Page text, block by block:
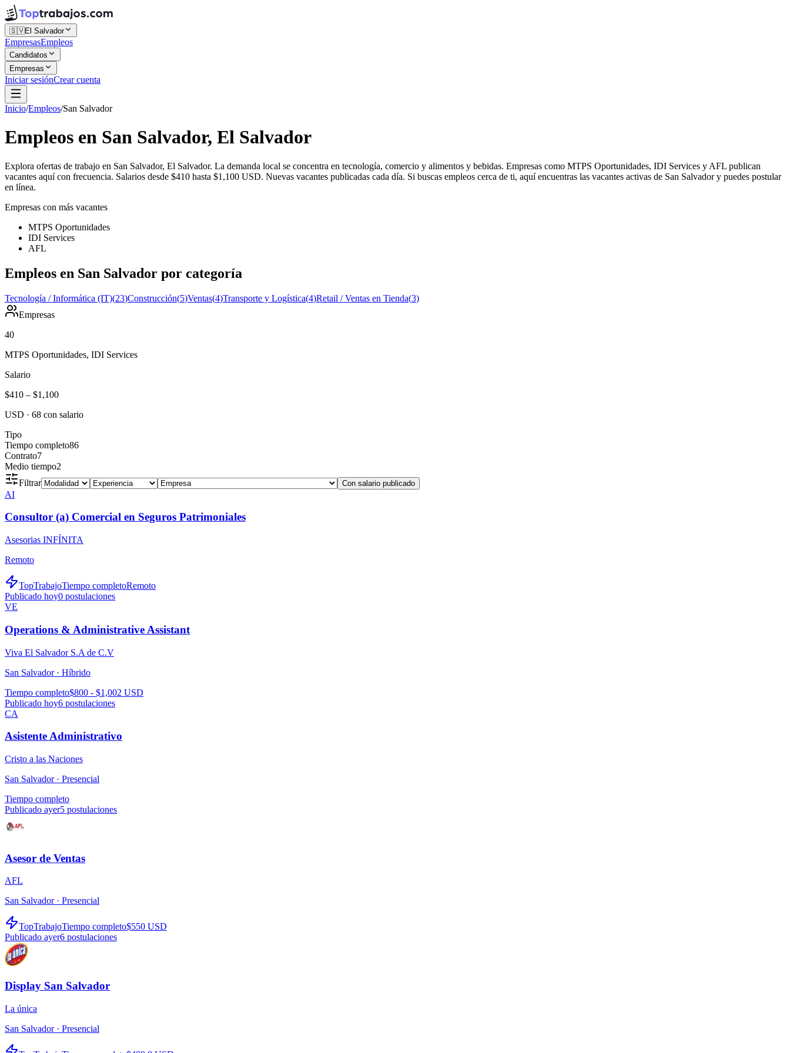
🇸🇻El Salvador
EmpresasEmpleos
Candidatos
Empresas
Iniciar sesiónCrear cuenta
Inicio/Empleos/San Salvador
Empleos en San Salvador, El Salvador
Explora ofertas de trabajo en San Salvador, El Salvador. La demanda local se concentra en tecnología, comercio y alimentos y bebidas. Empresas como MTPS Oportunidades, IDI Services y AFL publican
vacantes aquí con frecuencia. Salarios desde $410 hasta $1,100 USD. Nuevas vacantes publicadas cada día. Si buscas empleos cerca de ti, aquí encuentras las vacantes activas de San Salvador y puedes postular
en línea.
Empresas con más vacantes
MTPS Oportunidades
IDI Services
AFL
Empleos en San Salvador por categoría
Tecnología / Informática (IT)(23)Construcción(5)Ventas(4)Transporte y Logística(4)Retail / Ventas en Tienda(3)
Empresas
40
MTPS Oportunidades, IDI Services
Salario
$410 – $1,100
USD · 68 con salario
Tipo
Tiempo completo86
Contrato7
Medio tiempo2
Filtrar
Con salario publicado
AI
Consultor (a) Comercial en Seguros Patrimoniales
Asesorias INFÍNITA
Remoto
TopTrabajoTiempo completoRemoto
Publicado hoy0 postulaciones
VE
Operations & Administrative Assistant
Viva El Salvador S.A de C.V
San Salvador · Híbrido
Tiempo completo$800 - $1,002 USD
Publicado hoy6 postulaciones
CA
Asistente Administrativo
Cristo a las Naciones
San Salvador · Presencial
Tiempo completo
Publicado ayer5 postulaciones
Asesor de Ventas
AFL
San Salvador · Presencial
TopTrabajoTiempo completo$550 USD
Publicado ayer6 postulaciones
Display San Salvador
La única
San Salvador · Presencial